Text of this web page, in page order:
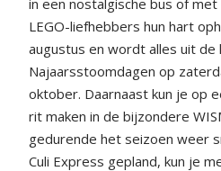
LEGO-liefhebbers hun hart
augustus en wordt alles uit de
Najaarsstoomdagen op
oktober. Daarnaast kun je op
rit maken in de bijzondere
gedurende het seizoen weer
Culi Express gepland, kun je